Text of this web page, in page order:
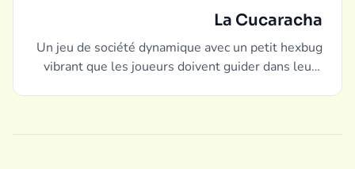
La Cucaracha
Un jeu de société dynamique avec un petit hexbug
vibrant que les joueurs doivent guider dans leurs